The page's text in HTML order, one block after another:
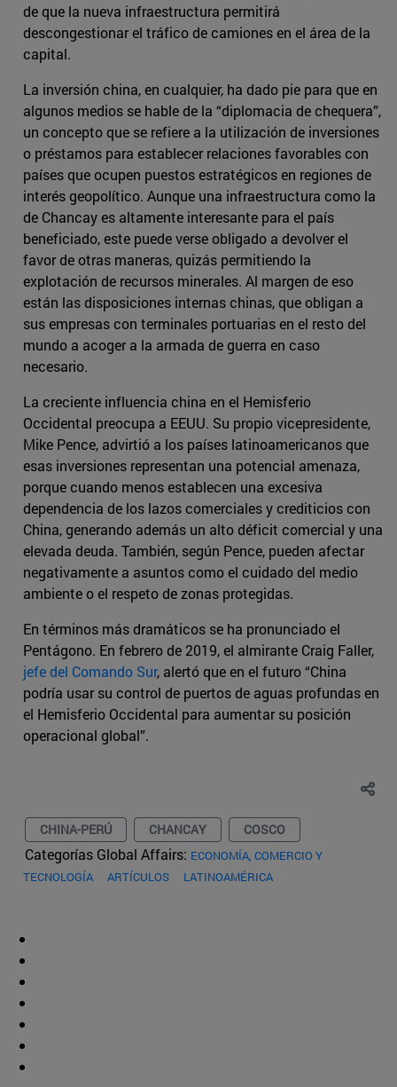
de que la nueva infraestructura permitirá
descongestionar el tráfico de camiones en el área de la
capital.
La inversión china, en cualquier, ha dado pie para que en
algunos medios se hable de la “diplomacia de chequera”,
un concepto que se refiere a la utilización de inversiones
o préstamos para establecer relaciones favorables con
países que ocupen puestos estratégicos en regiones de
interés geopolítico. Aunque una infraestructura como la
de Chancay es altamente interesante para el país
beneficiado, este puede verse obligado a devolver el
favor de otras maneras, quizás permitiendo la
explotación de recursos minerales. Al margen de eso
están las disposiciones internas chinas, que obligan a
sus empresas con terminales portuarias en el resto del
mundo a acoger a la armada de guerra en caso
necesario.
La creciente influencia china en el Hemisferio
Occidental preocupa a EEUU. Su propio vicepresidente,
Mike Pence, advirtió a los países latinoamericanos que
esas inversiones representan una potencial amenaza,
porque cuando menos establecen una excesiva
dependencia de los lazos comerciales y crediticios con
China, generando además un alto déficit comercial y una
elevada deuda. También, según Pence, pueden afectar
negativamente a asuntos como el cuidado del medio
ambiente o el respeto de zonas protegidas.
En términos más dramáticos se ha pronunciado el
Pentágono. En febrero de 2019, el almirante Craig Faller,
jefe del Comando Sur, alertó que en el futuro “China
podría usar su control de puertos de aguas profundas en
el Hemisferio Occidental para aumentar su posición
operacional global”.
CHINA-PERÚ CHANCAY COSCO
Categorías Global Affairs: ECONOMÍA, COMERCIO Y
TECNOLOGÍA
ARTÍCULOS LATINOAMÉRICA